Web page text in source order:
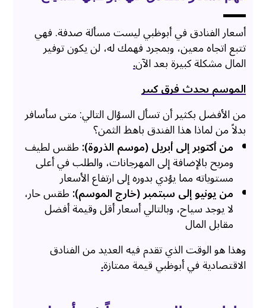
أسعار الفنادق في أبوظبي ليست مسألة صدفة. فهي
تتبع اتجاه معين، وبمجرد فهمك له، لن يكون توفير
المال مشكلة كبيرة بعد الآن.
الموسم يحدث فرق كبير
من الأفضل بكثير أن تسأل السؤال التالي: متى سأسافر
بدلاً من لماذا هذا الفندق باهظ الثمن؟
من أكتوبر إلى أبريل (موسم الذروة):طقس لطيف
ومريح بالإضافة إلى المهرجانات، والطلب في أعلى
مستوياته مما يؤدي بدوره إلى ارتفاع الأسعار
من يونيو إلى سبتمبر (خارج الموسم):طقس حار،
لا يوجد سياح، وبالتالي أسعار أقل وقيمة أفضل
مقابل المال
وهذا هو الوقت الذي تقدم فيه العديد من الفنادق
الاقتصادية في أبوظبي قيمة ممتازة.